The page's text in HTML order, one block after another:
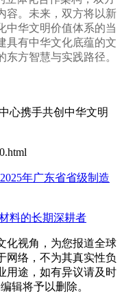
容。未来，双方将以新
中华文明价值体系的当
具有中华文化底蕴的文
方智慧与实践路径。
心携手共创中华文明
年广东省省级制造
料的长期深耕者
化视角，为您报道全球
网络，不为其真实性负
用途，如有异议请及时
辑将予以删除。